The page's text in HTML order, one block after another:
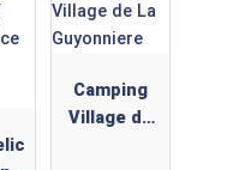
Camping
Village de